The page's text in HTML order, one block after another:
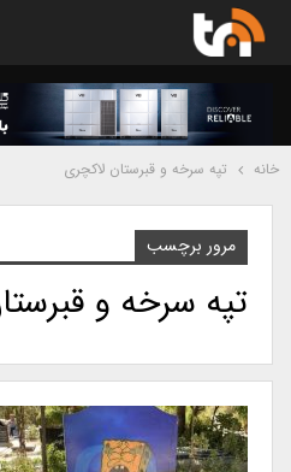
خانه تپه سرخه و قبرستان لاکچری
مرور برچسب
تپه سرخه و